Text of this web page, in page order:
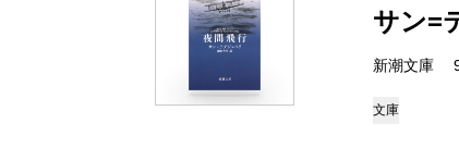
サン=
新潮文庫
文庫